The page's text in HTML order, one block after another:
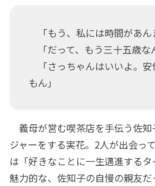
「もう、私には時間があん
「だって、もう三十五歳な
「さっちゃんはいいよ。安
もん」
義母が営む喫茶店を手伝う佐
ジャーをする実花。2人が出会っ
は「好きなことに一生邁進する
魅力的な、佐知子の自慢の親友だ